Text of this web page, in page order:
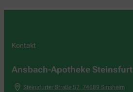
Kontakt
Ansbach-Apotheke Steinsfurt
Steinsfurter Straße 57 74889 Sinsheim